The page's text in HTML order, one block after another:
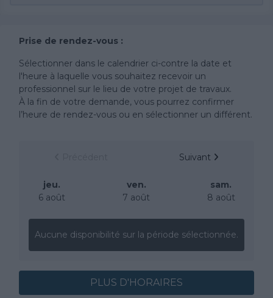
Prise de rendez-vous :
Sélectionner dans le calendrier ci-contre la date et
l'heure à laquelle vous souhaitez recevoir un
professionnel sur le lieu de votre projet de travaux.
À la fin de votre demande, vous pourrez confirmer
l’heure de rendez-vous ou en sélectionner un différent.
Suivant
jeu.
6 août
ven.
7 août
sam.
8 août
Aucune disponibilité sur la période sélectionnée.
PLUS D'HORAIRES